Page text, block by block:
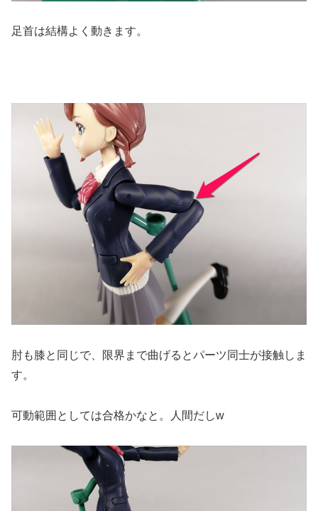
足首は結構よく動きます。
肘も膝と同じで、限界まで曲げるとパーツ同士が接触しま
す。
可動範囲としては合格かなと。人間だしw